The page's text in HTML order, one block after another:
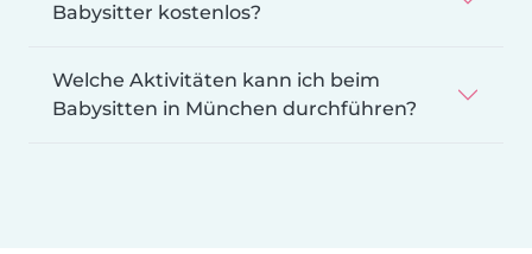
Babysitter kostenlos?
Welche Aktivitäten kann ich beim
Babysitten in München durchführen?